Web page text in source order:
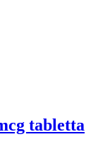
tabletta